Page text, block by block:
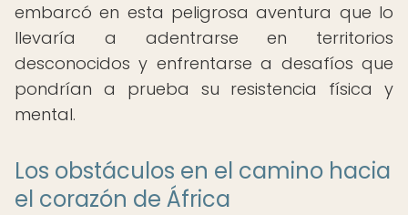
embarcó en esta peligrosa aventura que lo
llevaría a adentrarse en territorios
desconocidos y enfrentarse a desafíos que
pondrían a prueba su resistencia física y
mental.
Los obstáculos en el camino hacia
el corazón de África